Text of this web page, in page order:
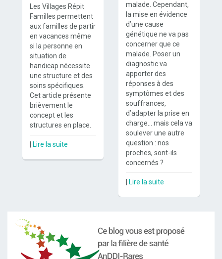
malade. Cependant,
la mise en évidence
d’une cause
génétique ne va pas
concerner que ce
malade. Poser un
diagnostic va
apporter des
réponses à des
symptômes et des
souffrances,
d’adapter la prise en
charge… mais cela va
soulever une autre
question : nos
proches, sont-ils
concernés ?
Lire la suite
Les Villages Répit
Familles permettent
aux familles de partir
en vacances même
si la personne en
situation de
handicap nécessite
une structure et des
soins spécifiques.
Cet article présente
brièvement le
concept et les
structures en place.
Lire la suite